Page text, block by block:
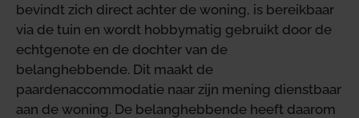
bevindt zich direct achter de woning, is bereikbaar
via de tuin en wordt hobbymatig gebruikt door de
echtgenote en de dochter van de
belanghebbende. Dit maakt de
paardenaccommodatie naar zijn mening dienstbaar
aan de woning. De belanghebbende heeft daarom